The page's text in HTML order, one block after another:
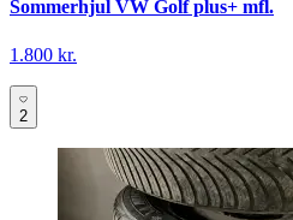
Sommerhjul VW Golf plus+ mfl.
1.800 kr.
2